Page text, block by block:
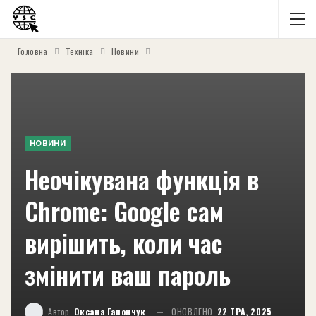
Головна Техніка Новини
НОВИНИ
Неочікувана функція в
Chrome: Google сам
вирішить, коли час
змінити ваш пароль
Автор Оксана Гапончук ОНОВЛЕНО 22 ТРА, 2025